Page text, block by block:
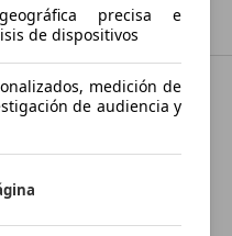
precisa e
de dispositivos
medición de
de audiencia y